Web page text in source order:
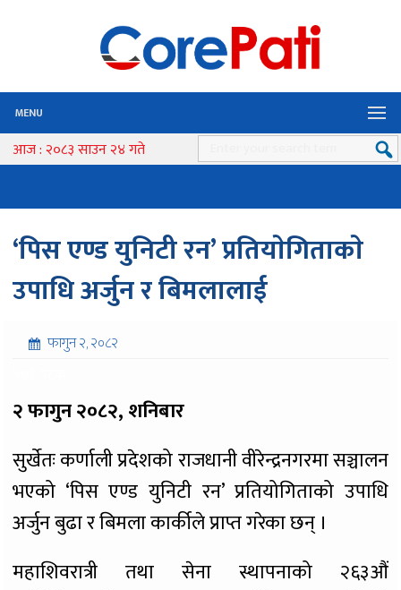
MENU
आज : २०८३ साउन २४ गते
‘पिस एण्ड युनिटी रन’ प्रतियाेगिताकाे
उपाधि अर्जुन र बिमलालाई
फागुन २, २०८२
२ फागुन २०८२, शनिबार
सुर्खेतः कर्णाली प्रदेशको राजधानी वीरेन्द्रनगरमा सञ्चालन
भएको ‘पिस एण्ड युनिटी रन’ प्रतियोगिताको उपाधि
अर्जुन बुढा र बिमला कार्कीले प्राप्त गरेका छन् ।
महाशिवरात्री तथा सेना स्थापनाको २६३औं